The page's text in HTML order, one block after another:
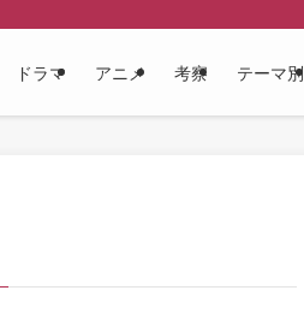
ドラマ アニメ 考察 テーマ別